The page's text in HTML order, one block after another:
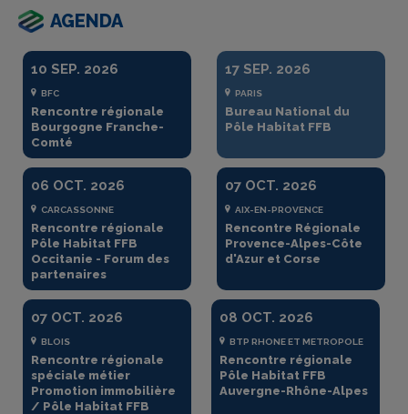
AGENDA
10 SEP. 2026
BFC
Rencontre régionale
Bourgogne Franche-
Comté
17 SEP. 2026
PARIS
Bureau National du
Pôle Habitat FFB
06 OCT. 2026
CARCASSONNE
Rencontre régionale
Pôle Habitat FFB
Occitanie - Forum des
partenaires
07 OCT. 2026
AIX-EN-PROVENCE
Rencontre Régionale
Provence-Alpes-Côte
d'Azur et Corse
07 OCT. 2026
BLOIS
Rencontre régionale
spéciale métier
Promotion immobilière
/ Pôle Habitat FFB
08 OCT. 2026
BTP RHONE ET METROPOLE
Rencontre régionale
Pôle Habitat FFB
Auvergne-Rhône-Alpes